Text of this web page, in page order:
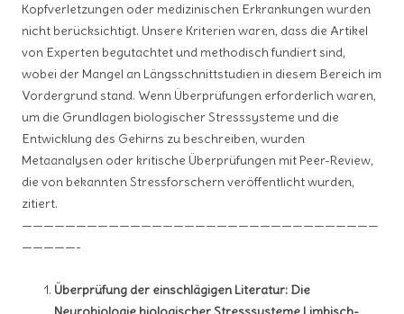
Kopfverletzungen oder medizinischen Erkrankungen wurden
nicht berücksichtigt. Unsere Kriterien waren, dass die Artikel
von Experten begutachtet und methodisch fundiert sind,
wobei der Mangel an Längsschnittstudien in diesem Bereich im
Vordergrund stand. Wenn Überprüfungen erforderlich waren,
um die Grundlagen biologischer Stresssysteme und die
Entwicklung des Gehirns zu beschreiben, wurden
Metaanalysen oder kritische Überprüfungen mit Peer-Review,
die von bekannten Stressforschern veröffentlicht wurden,
zitiert.
—————————————————————————————————
—————-
Überprüfung der einschlägigen Literatur: Die